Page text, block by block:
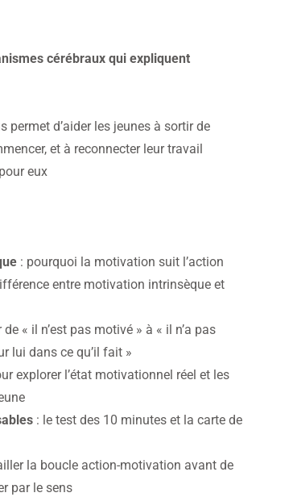
cérébraux qui expliquent
d’aider les jeunes à sortir de
et à reconnecter leur travail
eux
: pourquoi la motivation suit l’action
entre motivation intrinsèque et
de « il n’est pas motivé » à « il n’a pas
lui dans ce qu’il fait »
explorer l’état motivationnel réel et les
: le test des 10 minutes et la carte de
la boucle action-motivation avant de
par le sens